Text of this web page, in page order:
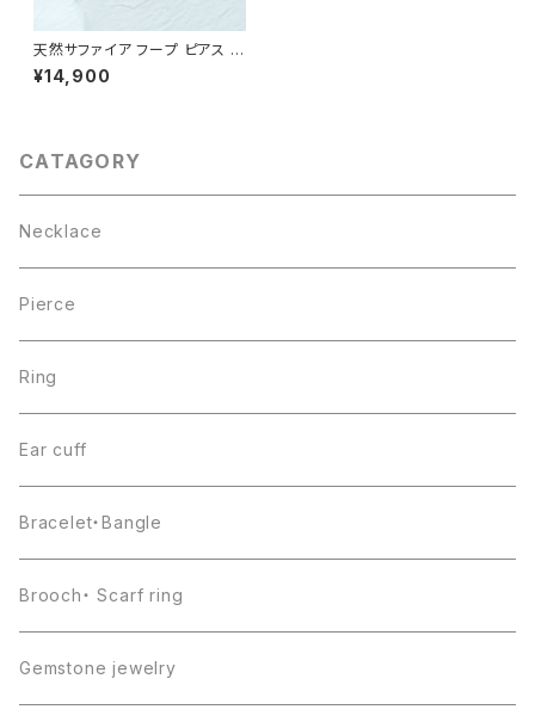
天然サファイア フープ ピアス シ
ルバー925
¥14,900
CATAGORY
Necklace
Pierce
Ring
Ear cuff
Bracelet・Bangle
Brooch・ Scarf ring
Gemstone jewelry